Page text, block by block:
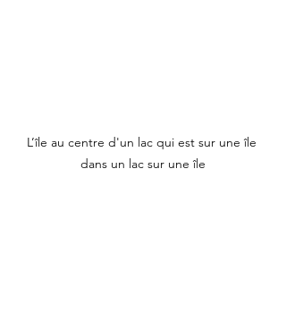
L’île au centre d'un lac qui est sur une île
dans un lac sur une île